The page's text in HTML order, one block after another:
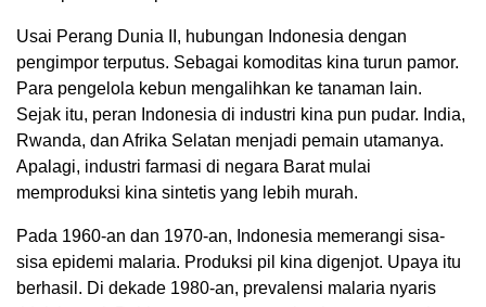
Usai Perang Dunia II, hubungan Indonesia dengan
pengimpor terputus. Sebagai komoditas kina turun pamor.
Para pengelola kebun mengalihkan ke tanaman lain.
Sejak itu, peran Indonesia di industri kina pun pudar. India,
Rwanda, dan Afrika Selatan menjadi pemain utamanya.
Apalagi, industri farmasi di negara Barat mulai
memproduksi kina sintetis yang lebih murah.
Pada 1960-an dan 1970-an, Indonesia memerangi sisa-
sisa epidemi malaria. Produksi pil kina digenjot. Upaya itu
berhasil. Di dekade 1980-an, prevalensi malaria nyaris